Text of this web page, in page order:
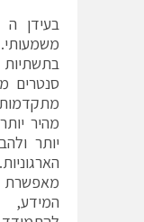
סנטרים
מהיר
יותר
מאפשרת
המידע,